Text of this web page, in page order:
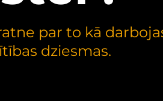
par to kā
dziesmas.